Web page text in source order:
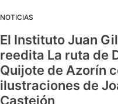
NOTICIAS
El Instituto Juan
reedita La ruta de
Quijote de Azorín
ilustraciones de
Castejón